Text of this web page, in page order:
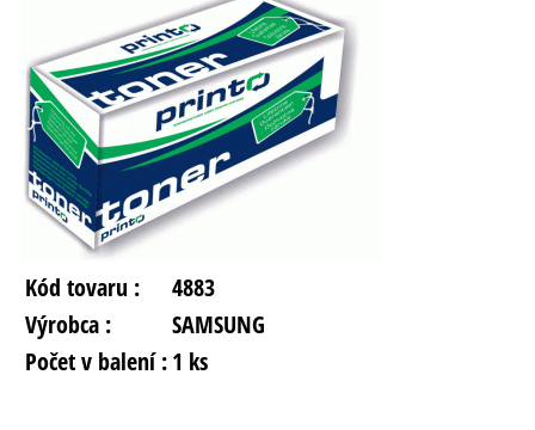
Kód tovaru :
4883
Výrobca :
SAMSUNG
Počet v balení :1 ks